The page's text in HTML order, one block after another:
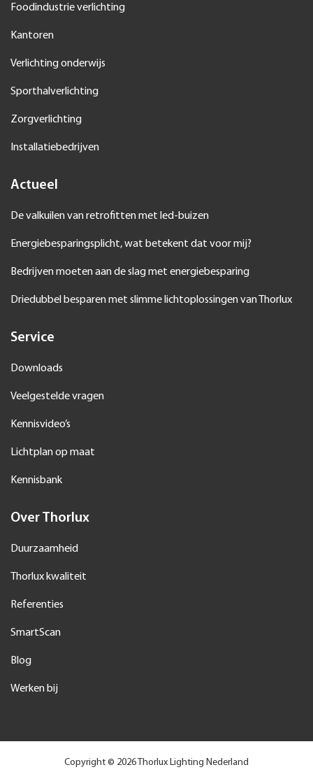
Foodindustrie verlichting
Kantoren
Verlichting onderwijs
Sporthalverlichting
Zorgverlichting
Installatiebedrijven
Actueel
De valkuilen van retrofitten met led-buizen
Energiebesparingsplicht, wat betekent dat voor mij?
Bedrijven moeten aan de slag met energiebesparing
Driedubbel besparen met slimme lichtoplossingen van Thorlux
Service
Downloads
Veelgestelde vragen
Kennisvideo’s
Lichtplan op maat
Kennisbank
Over Thorlux
Duurzaamheid
Thorlux kwaliteit
Referenties
SmartScan
Blog
Werken bij
Copyright © 2026 Thorlux Lighting Nederland